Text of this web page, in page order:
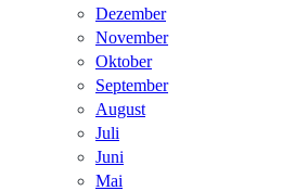
Dezember
November
Oktober
September
August
Juli
Juni
Mai